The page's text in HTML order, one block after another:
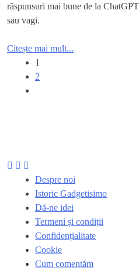
răspunsuri mai bune de la
sau vagi.
Citește mai mult...
1
2
Despre noi
Istoric Gadgetisimo
Dă-ne idei
Termeni și condiții
Confidențialitate
Cookie
Cum comentăm